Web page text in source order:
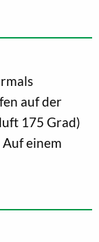
auf der
175 Grad)
einem